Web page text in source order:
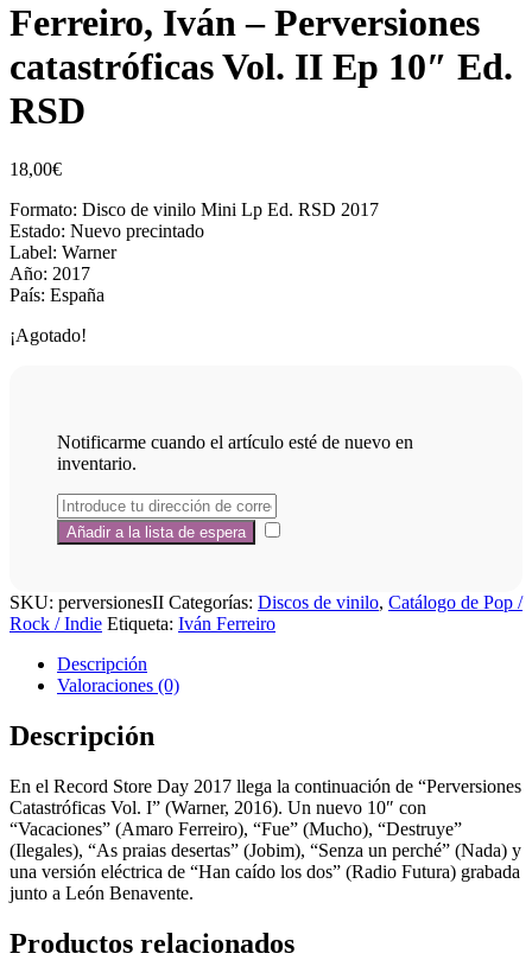
Ferreiro, Iván – Perversiones
catastróficas Vol. II Ep 10″ Ed.
RSD
18,00€
Formato: Disco de vinilo Mini Lp Ed. RSD 2017
Estado: Nuevo precintado
Label: Warner
Año: 2017
País: España
¡Agotado!
Notificarme cuando el artículo esté de nuevo en
inventario.
SKU: perversionesII Categorías: Discos de vinilo, Catálogo de Pop /
Rock / Indie Etiqueta: Iván Ferreiro
Descripción
Valoraciones (0)
Descripción
En el Record Store Day 2017 llega la continuación de “Perversiones
Catastróficas Vol. I” (Warner, 2016). Un nuevo 10″ con
“Vacaciones” (Amaro Ferreiro), “Fue” (Mucho), “Destruye”
(Ilegales), “As praias desertas” (Jobim), “Senza un perché” (Nada) y
una versión eléctrica de “Han caído los dos” (Radio Futura) grabada
junto a León Benavente.
Productos relacionados